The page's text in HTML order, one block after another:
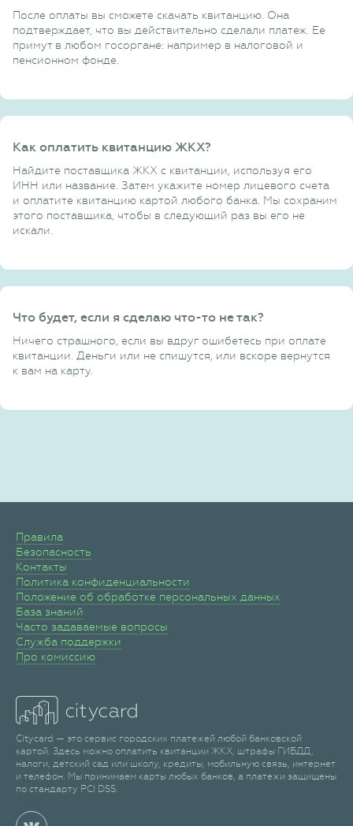
После оплаты вы сможете скачать квитанцию. Она
подтверждает, что вы действительно сделали платеж. Ее
примут в любом госоргане: например в налоговой и
пенсионном фонде.
Как оплатить квитанцию ЖКХ?
Найдите поставщика ЖКХ с квитанции, используя его
ИНН или название. Затем укажите номер лицевого счета
и оплатите квитанцию картой любого банка. Мы сохраним
этого поставщика, чтобы в следующий раз вы его не
искали.
Что будет, если я сделаю что-то не так?
Ничего страшного, если вы вдруг ошибетесь при оплате
квитанции. Деньги или не спишутся, или вскоре вернутся
к вам на карту.
Правила
Безопасность
Контакты
Политика конфиденциальности
Положение об обработке персональных данных
База знаний
Часто задаваемые вопросы
Служба поддержки
Про комиссию
Citycard — это сервис городских платежей любой банковской
картой. Здесь можно оплатить квитанции ЖКХ, штрафы ГИБДД,
налоги, детский сад или школу, кредиты, мобильную связь, интернет
и телефон. Мы принимаем карты любых банков, а платежи защищены
по стандарту PCI DSS.